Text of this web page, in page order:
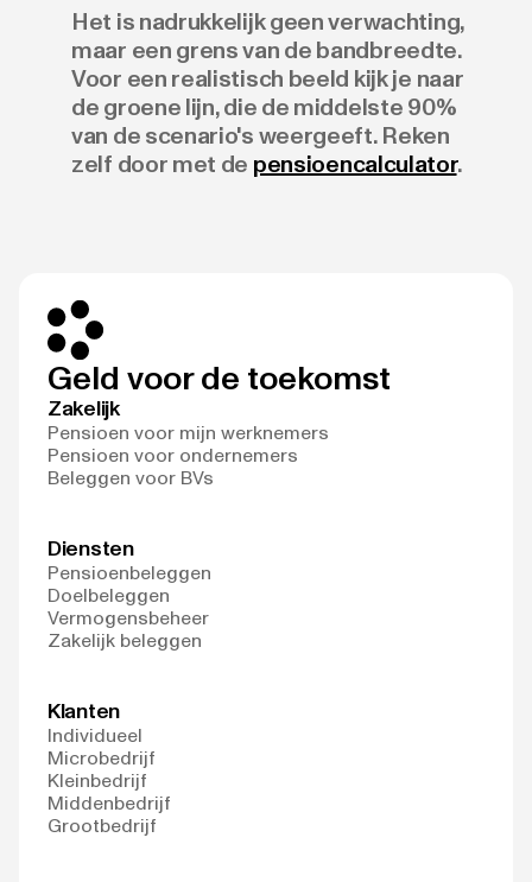
Het is nadrukkelijk geen verwachting,
maar een grens van de bandbreedte.
Voor een realistisch beeld kijk je naar
de groene lijn, die de middelste 90%
van de scenario's weergeeft. Reken
zelf door met de pensioencalculator.
Geld voor de toekomst
Zakelijk
Pensioen voor mijn werknemers
Pensioen voor ondernemers
Beleggen voor BVs
Diensten
Pensioenbeleggen
Doelbeleggen
Vermogensbeheer
Zakelijk beleggen
Klanten
Individueel
Microbedrijf
Kleinbedrijf
Middenbedrijf
Grootbedrijf